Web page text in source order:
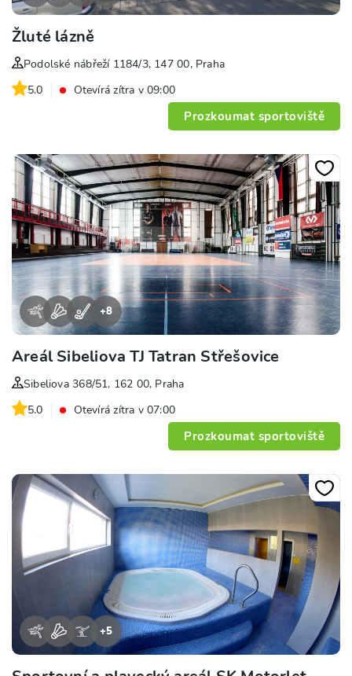
Žluté lázně
Podolské nábřeží 1184/3, 147 00, Praha
5.0
Otevírá zítra v 09:00
Prozkoumat sportoviště
+8
Areál Sibeliova TJ Tatran Střešovice
Sibeliova 368/51, 162 00, Praha
5.0
Otevírá zítra v 07:00
Prozkoumat sportoviště
+5